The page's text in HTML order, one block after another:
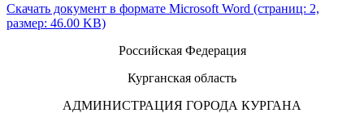
Скачать документ в формате Microsoft Word (страниц: 2,
размер: 46.00 KB)
Российская Федерация
Курганская область
АДМИНИСТРАЦИЯ ГОРОДА КУРГАНА